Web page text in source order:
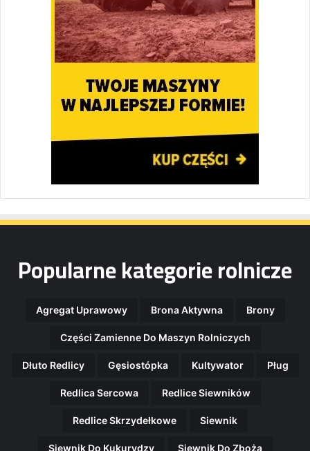
Popularne kategorie rolnicze
Agregat Uprawowy Brona Aktywna Brony
Części Zamienne Do Maszyn Rolniczych
Dłuto Redlicy Gęsiostópka Kultywator Pług
Redlica Sercowa Redlice Siewników
Redlice Skrzydełkowe Siewnik
Siewnik Do Kukurydzy Siewnik Do Zboża